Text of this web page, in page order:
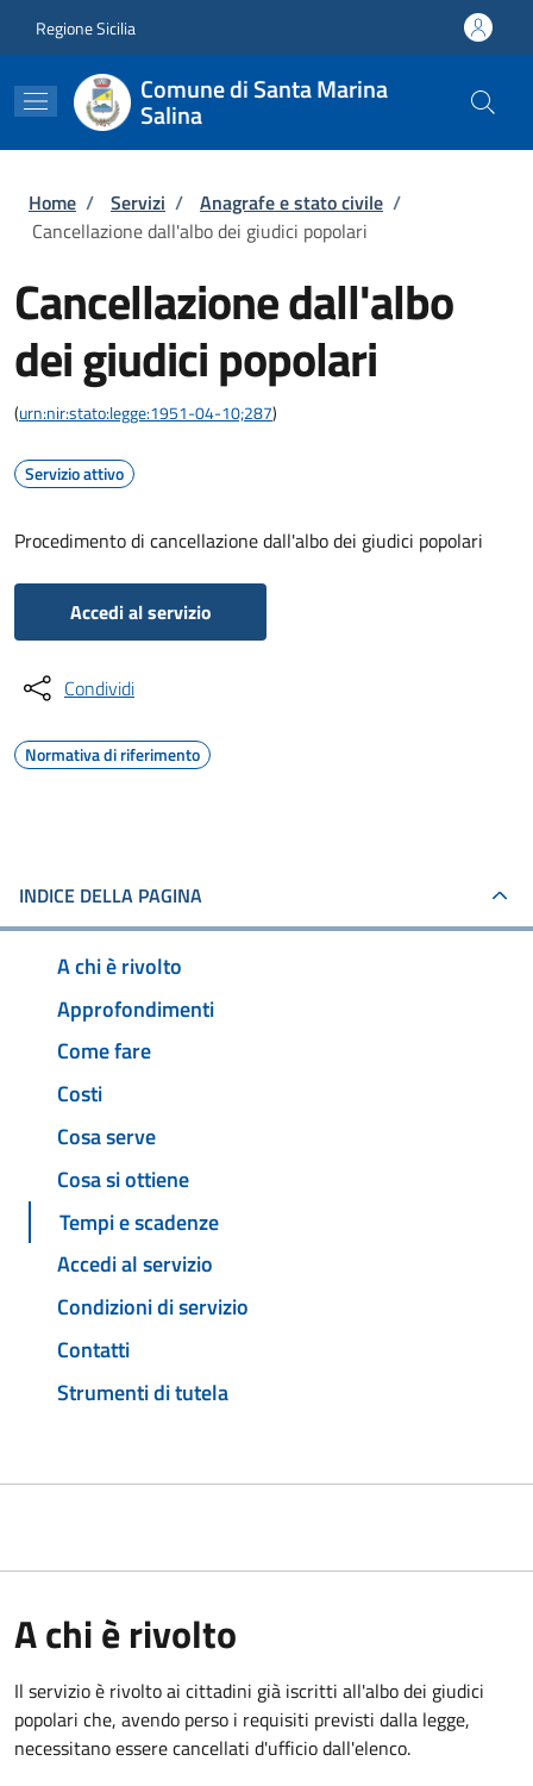
Regione Sicilia
Comune di Santa Marina
Salina
Briciole di pane
Home / Servizi / Anagrafe e stato civile /
Cancellazione dall'albo dei giudici popolari
Cancellazione dall'albo
dei giudici popolari
(urn:nir:stato:legge:1951-04-10;287)
Servizio attivo
Procedimento di cancellazione dall'albo dei giudici popolari
Accedi al servizio
Condividi
Normativa di riferimento
INDICE DELLA PAGINA
A chi è rivolto
Approfondimenti
Come fare
Costi
Cosa serve
Cosa si ottiene
Tempi e scadenze
Accedi al servizio
Condizioni di servizio
Contatti
Strumenti di tutela
A chi è rivolto
Il servizio è rivolto ai cittadini già iscritti all'albo dei giudici
popolari che, avendo perso i requisiti previsti dalla legge,
necessitano essere cancellati d'ufficio dall'elenco.